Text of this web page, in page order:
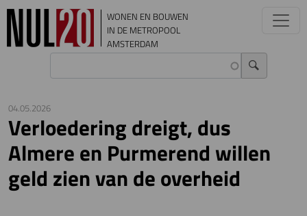
Overslaan en naar de inhoud gaan
WONEN EN BOUWEN
IN DE METROPOOL
AMSTERDAM
04.05.2026
Verloedering dreigt, dus
Almere en Purmerend willen
geld zien van de overheid